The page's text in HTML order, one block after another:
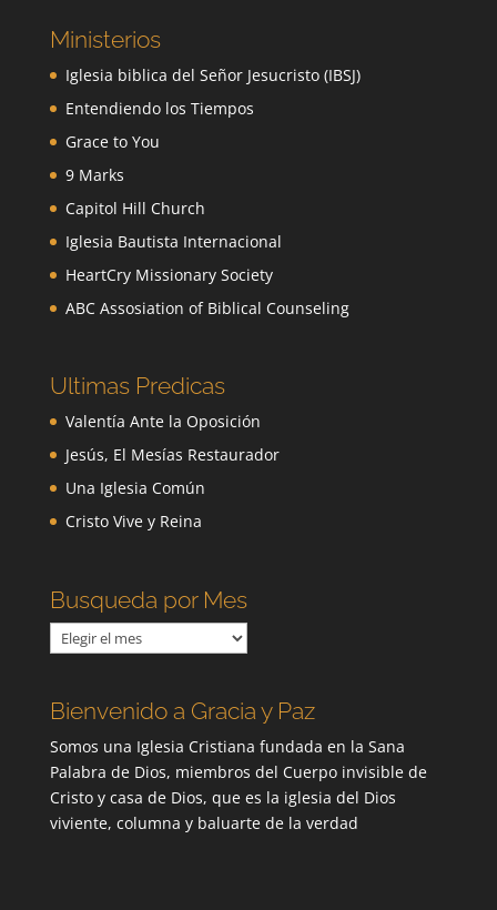
Ministerios
Iglesia biblica del Señor Jesucristo (IBSJ)
Entendiendo los Tiempos
Grace to You
9 Marks
Capitol Hill Church
Iglesia Bautista Internacional
HeartCry Missionary Society
ABC Assosiation of Biblical Counseling
Ultimas Predicas
Valentía Ante la Oposición
Jesús, El Mesías Restaurador
Una Iglesia Común
Cristo Vive y Reina
Busqueda por Mes
Busqueda
por
Bienvenido a Gracia y Paz
Somos una Iglesia Cristiana fundada en la Sana
Palabra de Dios, miembros del Cuerpo invisible de
Cristo y casa de Dios, que es la iglesia del Dios
viviente, columna y baluarte de la verdad